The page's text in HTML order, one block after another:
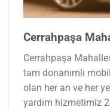
Cerrahpaşa
Cerrahpaşa
tam donanımlı
olan her an ve her
yardım hizmetimiz